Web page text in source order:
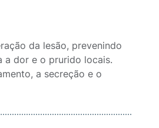
da lesão, prevenindo
a dor e o prurido locais.
a secreção e o